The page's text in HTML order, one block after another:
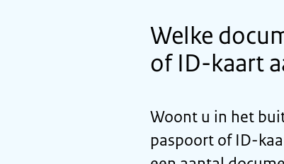
Welke
of ID-kaart
Woont u in het
paspoort of ID-